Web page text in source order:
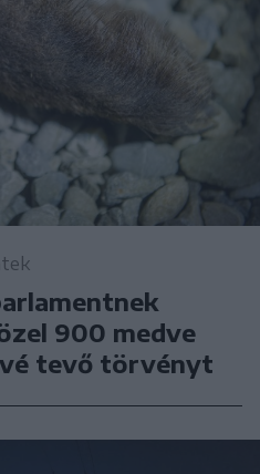
900 medve
tevő törvényt